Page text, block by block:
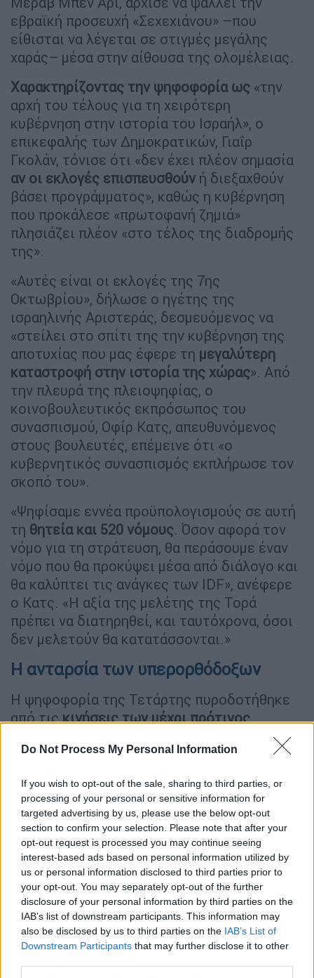
Do Not Process My Personal Information
If you wish to opt-out of the sale, sharing to third parties, or
processing of your personal or sensitive information for
targeted advertising by us, please use the below opt-out
section to confirm your selection. Please note that after your
opt-out request is processed you may continue seeing
interest-based ads based on personal information utilized by
us or personal information disclosed to third parties prior to
your opt-out. You may separately opt-out of the further
disclosure of your personal information by third parties on the
IAB’s list of downstream participants. This information may
also be disclosed by us to third parties on the IAB’s List of
Downstream Participants that may further disclose it to other
εβραϊκή προσευχή «Σεχεχιάνου» –που
είθισται να λέγεται σε στιγμές μεγάλης
χαράς– μέσα στην αίθουσα της ολομέλειας.
Χαρακτηρίζοντας την ψηφοφορία ως «την
αρχή του τέλους για τη χειρότερη
κυβέρνηση στην ιστορία του Ισραήλ», ο
επικεφαλής των Δημοκρατικών, Γιαΐρ
Γκολάν, τόνισε ότι «δεν έχει πλέον σημασία
αν οι εκλογές επισπευσθούν ή διεξαχθούν
βάσει προγράμματος», καθώς η κυβέρνηση
που προκάλεσε «πρωτοφανή ζημιά»
πλησιάζει πλέον «στο τέλος της διαδρομής
της».
«Αυτές είναι οι εκλογές της 7ης
Οκτωβρίου», δήλωσε ο ηγέτης της
ισραηλινής Αριστεράς, δεσμευόμενος να
«στείλει στο σπίτι της την κυβέρνηση της
αποτυχίας που μας έφερε τη μεγαλύτερη
καταστροφή στην ιστορία της χώρας». Από
την πλευρά της πλειοψηφίας, ο
κοινοβουλευτικός εκπρόσωπος του
συνασπισμού, Οφίρ Κατς, απευθυνόμενος
στους βουλευτές, επέμεινε ότι «ο
κυβερνητικός συνασπισμός εκπλήρωσε τον
σκοπό του».
«Ψηφίσαμε εννέα προϋπολογισμούς σε αυτή
τη θητεία και 520 νόμους. Όσον αφορά τον
νόμο για τη στράτευση, θα περάσουμε έναν
νόμο που θα προκύψει μέσα από διάλογο και
θα καλύπτει τις ανάγκες των IDF», ανέφερε
ο Κατς. «Η αξία της μελέτης της Τορά
πρέπει να διατηρηθεί, και ταυτόχρονα, όσοι
δεν μελετούν θα κατατάσσονται.»
Η ανταρσία των υπερορθόδοξων
Η ψηφοφορία της Τετάρτης πυροδοτήθηκε
από τιςκινήσεις των μέχρι πρότινος
υπερορθόδοξο κόμμα«Ενωμένος Ιουδαϊσμός
εβδομάδα ότι θα πιέσει για τη διάλυση της
Κνεσέτ, εξαιτίας της αποτυχίας του
κυβερνητικού συνασπισμού να νομοθετήσει
τηναπαλλαγή των υπερορθόδοξων
σπουδαστών θρησκευτικών σχολών
(γιεσιβά)από την υποχρεωτική στρατιωτική
θητεία. Ηαπόφαση του UTJελήφθη όταν ο
Νετανιάχου παραδέχτηκε στους
υπερορθόδοξους βουλευτές ότι η
κυβέρνηση δεν διαθέτει την απαιτούμενη